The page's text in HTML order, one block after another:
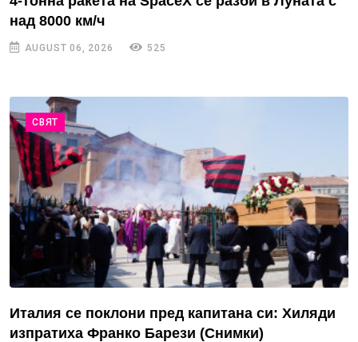
над 8000 км/ч
AUGUST 06, 2026 525
СВЯТ
Италия се поклони пред капитана си: Хиляди
изпратиха Франко Барези (Снимки)